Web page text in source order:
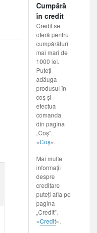
Cumpără
în credit
Credit se
oferă pentru
cumpărături
mai mari de
1000 lei.
Puteți
adăuga
produsul în
coș și
efectua
comanda
din pagina
„Coș”.
«Coș».
Mai multe
informații
despre
creditare
puteți afla pe
pagina
„Credit”.
«Credit».